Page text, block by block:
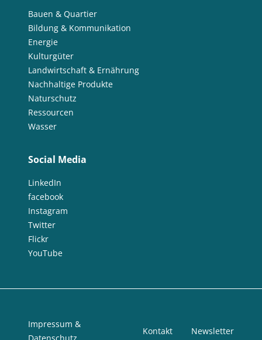
Bauen & Quartier
Bildung & Kommunikation
Energie
Kulturgüter
Landwirtschaft & Ernährung
Nachhaltige Produkte
Naturschutz
Ressourcen
Wasser
Social Media
LinkedIn
facebook
Instagram
Twitter
Flickr
YouTube
Impressum &
Kontakt Newsletter